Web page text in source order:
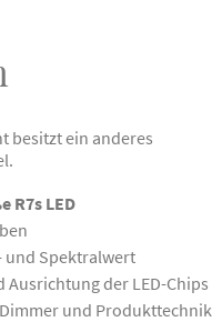
besitzt ein anderes
R7s LED
und Spektralwert
der LED-Chips
und Produkttechnik